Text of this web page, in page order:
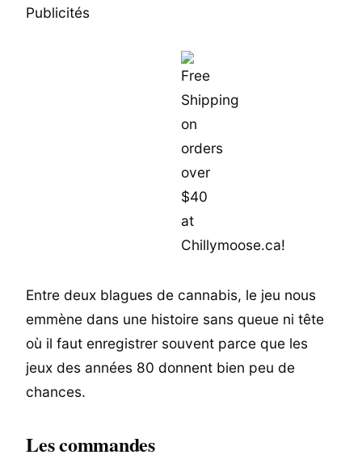
Publicités
Entre deux blagues de cannabis, le jeu nous
emmène dans une histoire sans queue ni tête
où il faut enregistrer souvent parce que les
jeux des années 80 donnent bien peu de
chances.
Les commandes